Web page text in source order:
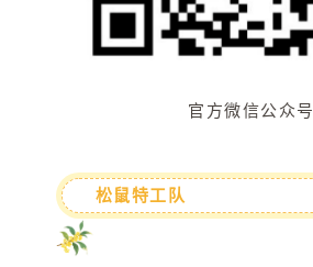
官方微信公众号
松鼠特工队